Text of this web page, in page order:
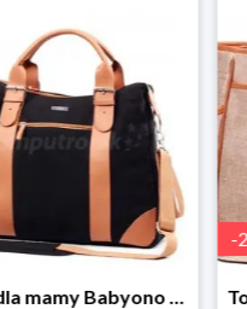
Torba dla mamy Babyono 1505/01 Comfort Icoinic 5/5
-20